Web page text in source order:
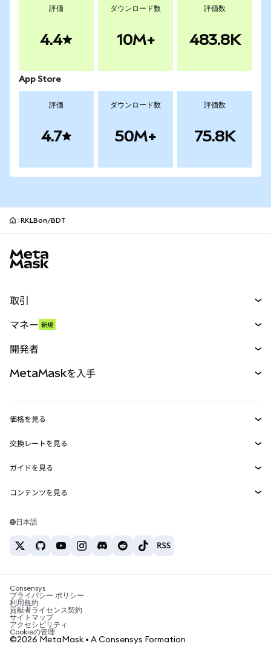
評価
4.4
ダウンロード数
10M+
評価数
483.8K
App Store
評価
4.7
ダウンロード数
50M+
評価数
75.8K
RKLBon/BDT
取引
パーペチュアル
RWA
マネー 新規
開発者
MetaMask Connect
Snaps
Web3サービス
MetaMaskを入手
セキュリティ
サポート
キャリア
お問い合わせ
価格を見る
イーサリアムの価格
Solanaの価格
Tetherの価格
交換レートを見る
ETH→USD
USDT→INR
BTC→INR
ETH→USDT
ガイドを見る
ETHの購入
USDTの購入
SHIBの購入
BNBの購入
コンテンツを見る
Solanaウォレット
税制関連ニュース
暗号資産の購入方法は？
ビットコインを売るには？
日本語
Consensys
プライバシー ポリシー
利用規約
貢献者ライセンス契約
サイトマップ
アクセシビリティ
Cookieの管理
©2026 MetaMask • A Consensys Formation